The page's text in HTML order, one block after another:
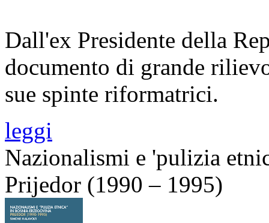
Dall'ex Presidente della
documento di grande
sue spinte riformatrici.
leggi
Nazionalismi e 'pulizia
Prijedor (1990 – 1995)